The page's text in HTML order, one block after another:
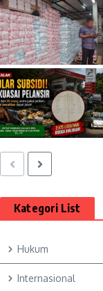
Kategori List
Hukum
Internasional